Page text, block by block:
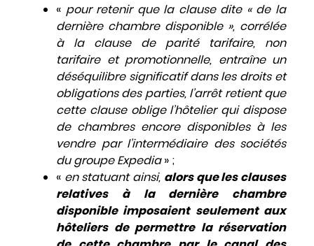
« pour retenir que la clause dite « de la
dernière chambre disponible », corrélée
à la clause de parité tarifaire, non
tarifaire et promotionnelle, entraîne un
déséquilibre significatif dans les droits et
obligations des parties, l’arrêt retient que
cette clause oblige l’hôtelier qui dispose
de chambres encore disponibles à les
vendre par l’intermédiaire des sociétés
du groupe Expedia» ;
« en statuant ainsi, alors que les clauses
relatives à la dernière chambre
disponible imposaient seulement aux
hôteliers de permettre la réservation